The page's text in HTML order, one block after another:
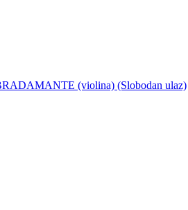
(violina) (Slobodan ulaz)